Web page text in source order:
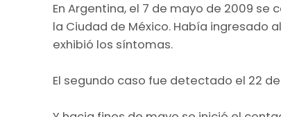
En Argentina, el 7 de mayo de 2009
la Ciudad de México. Había ingresado
exhibió los síntomas.
El segundo caso fue detectado el 22